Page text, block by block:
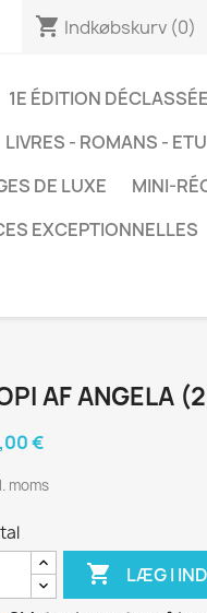
shopping_cart Indkøbskurv (0)
1E ÉDITION
LIVRES - ROMANS -
DE LUXE
MINI-
EXCEPTIONNELLES
AF ANGELA
€
moms
 LÆG I